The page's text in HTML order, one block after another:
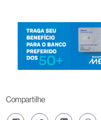
Compartilhe